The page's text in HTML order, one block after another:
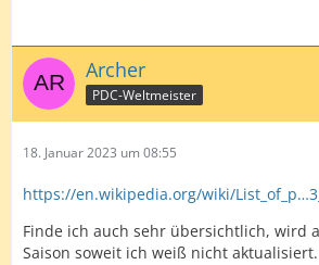
Archer
PDC-Weltmeister
18. Januar 2023 um 08:55
https://en.wikipedia.org/wiki/
Finde ich auch sehr übersichtlich, wird
Saison soweit ich weiß nicht aktualisiert.